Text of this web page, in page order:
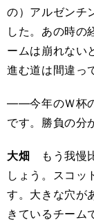
の）アルゼンチ
した。あの時の
ームは崩れない
進む道は間違っ
――今年のＷ杯
です。勝負の分
大畑 もう我慢
しょう。スコッ
す。大きな穴が
きているチーム